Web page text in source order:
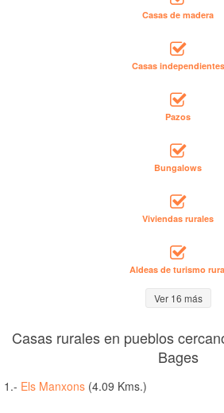
Casas de madera
Casas independientes
Pazos
Bungalows
Viviendas rurales
Aldeas de turismo
Ver 16 más
Casas rurales en pueblos
Bages
1.- Els Manxons (4.09 Kms.)